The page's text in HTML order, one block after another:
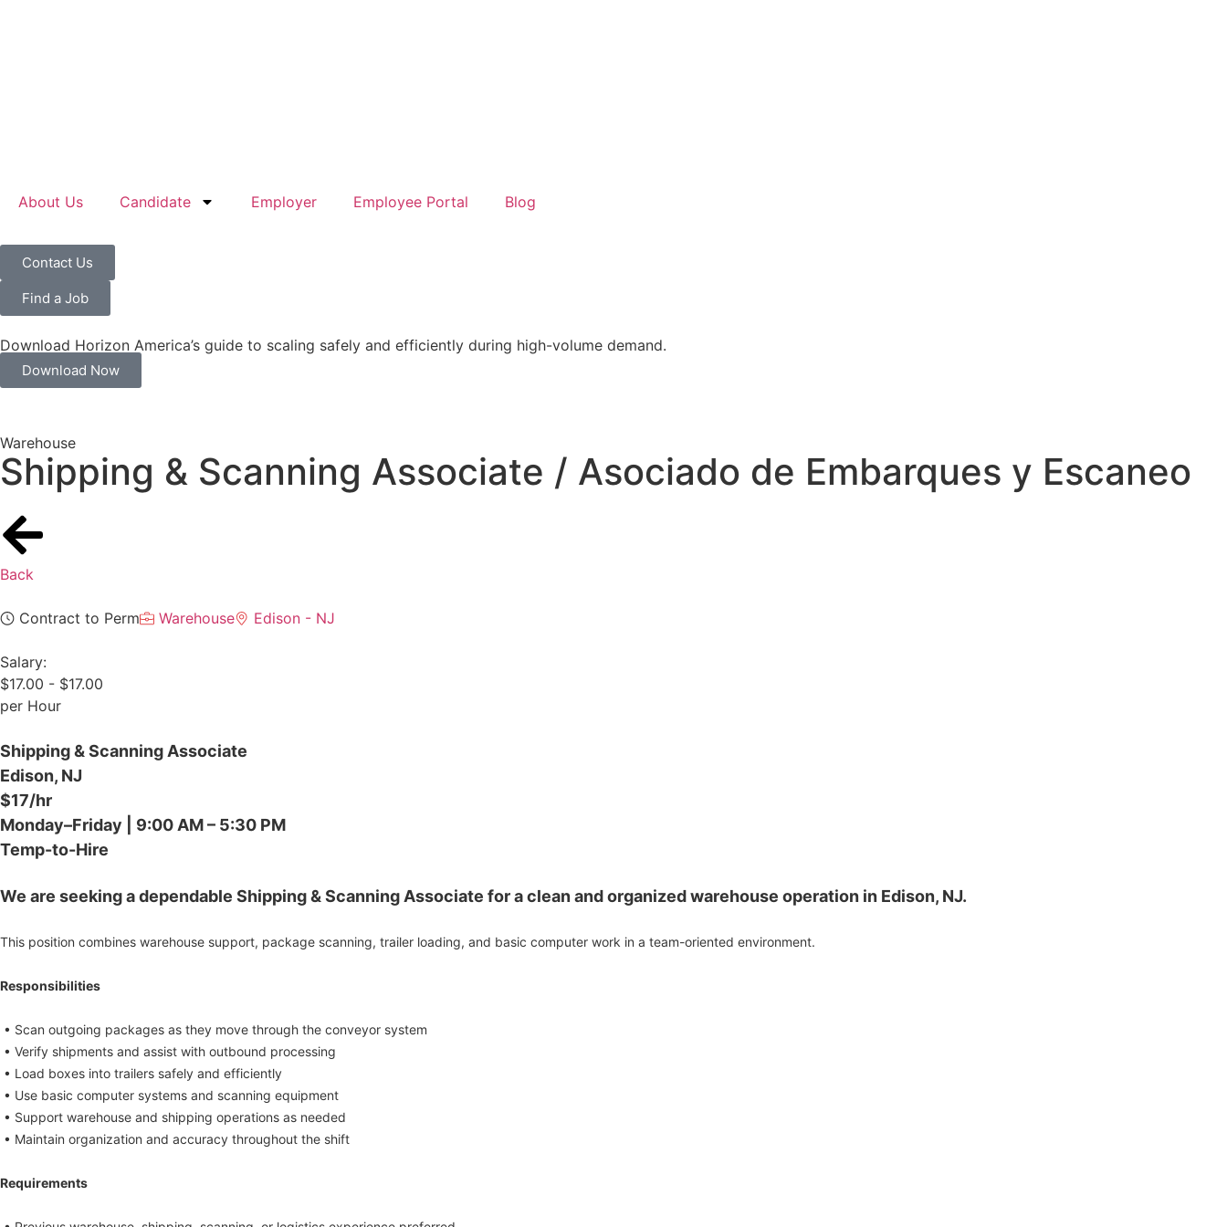
About Us Candidate Employer Employee Portal Blog
Contact Us
Find a Job
Download Horizon America’s guide to scaling safely and efficiently during high-volume demand.
Download Now
Warehouse
Shipping & Scanning Associate / Asociado de Embarques y Escaneo
Back
Contract to Perm Warehouse Edison - NJ
Salary:
$17.00 - $17.00
per Hour
Shipping & Scanning Associate
Edison, NJ
$17/hr
Monday–Friday | 9:00 AM – 5:30 PM
Temp-to-Hire
We are seeking a dependable Shipping & Scanning Associate for a clean and organized warehouse operation in Edison, NJ.
This position combines warehouse support, package scanning, trailer loading, and basic computer work in a team-oriented environment.
Responsibilities
• Scan outgoing packages as they move through the conveyor system
• Verify shipments and assist with outbound processing
• Load boxes into trailers safely and efficiently
• Use basic computer systems and scanning equipment
• Support warehouse and shipping operations as needed
• Maintain organization and accuracy throughout the shift
Requirements